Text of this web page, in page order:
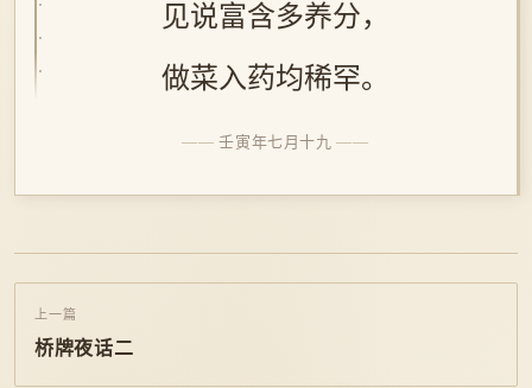
见说富含多养分，
做菜入药均稀罕。
壬寅年七月十九
上一篇
桥牌夜话二